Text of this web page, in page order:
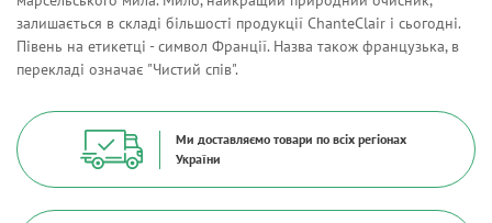
залишається в складі більшості продукції ChanteClair і сьогодні.
Півень на етикетці - символ Франції. Назва також французька, в
перекладі означає "Чистий спів".
Ми доставляємо товари по всіх регіонах
України